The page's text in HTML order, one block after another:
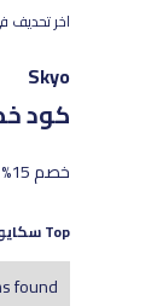
اخر تحديف
Skyo
كود
خصم 15% على جميع المنتجات في الموقع لفترة محدودة، تسوّق الآن قبل انتهاء العرض!
Top
found.